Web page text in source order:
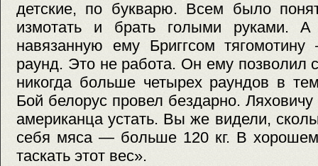
детские, по букварю. Всем было
измотать и брать голыми руками. А
навязанную ему Бриггсом
раунд. Это не работа. Он ему позволил
никогда больше четырех раундов в
Бой белорус провел бездарно.
американца устать. Вы же видели,
себя мяса — больше 120 кг. В
таскать этот вес».